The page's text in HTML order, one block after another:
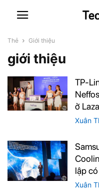
Thẻ Giới thiệu
giới thiệu
TP-
ở
Xuân
lập
Xuân